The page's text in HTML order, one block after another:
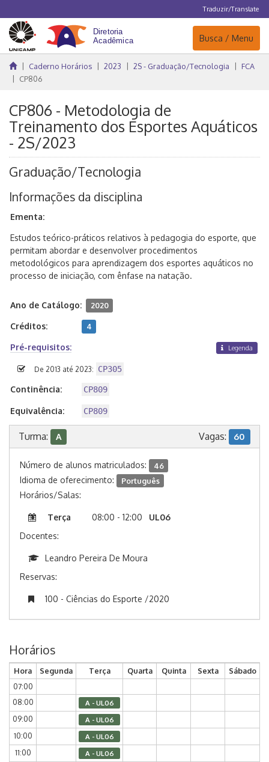
Traduzir/Translate
Navegação
Busca / Menu
Caderno Horários 2023 2S - Graduação/Tecnologia
FCA
CP806
CP806 - Metodologia de
Treinamento dos Esportes Aquáticos
- 2S/2023
Graduação/Tecnologia
Informações da disciplina
Ementa:
Estudos teórico-práticos relativos à pedagogia do esporte, que
permitam abordar e desenvolver procedimentos
metodológicos para aprendizagem dos esportes aquáticos no
processo de iniciação, com ênfase na natação.
Ano de Catálogo: 2020
Créditos: 4
Pré-requisitos: Legenda
De 2013 até 2023: CP305
Continência: CP809
Equivalência: CP809
Turma: A Vagas: 60
Número de alunos matriculados: 46
Idioma de oferecimento: Português
Horários/Salas:
Terça 08:00 - 12:00
UL06
Docentes:
Leandro Pereira De Moura
Reservas:
100 - Ciências do Esporte /2020
Horários
Hora Segunda Terça Quarta Quinta Sexta
Sábado
07:00
08:00
A - UL06
09:00 A - UL06
10:00 A - UL06
11:00 A - UL06